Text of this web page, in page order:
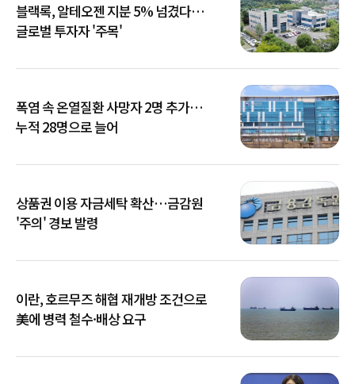
블랙록, 알테오젠 지분 5% 넘겼다…
글로벌 투자자 '주목'
폭염 속 온열질환 사망자 2명 추가…
누적 28명으로 늘어
상품권 이용 자금세탁 확산…금감원
'주의' 경보 발령
이란, 호르무즈 해협 재개방 조건으로
美에 병력 철수·배상 요구